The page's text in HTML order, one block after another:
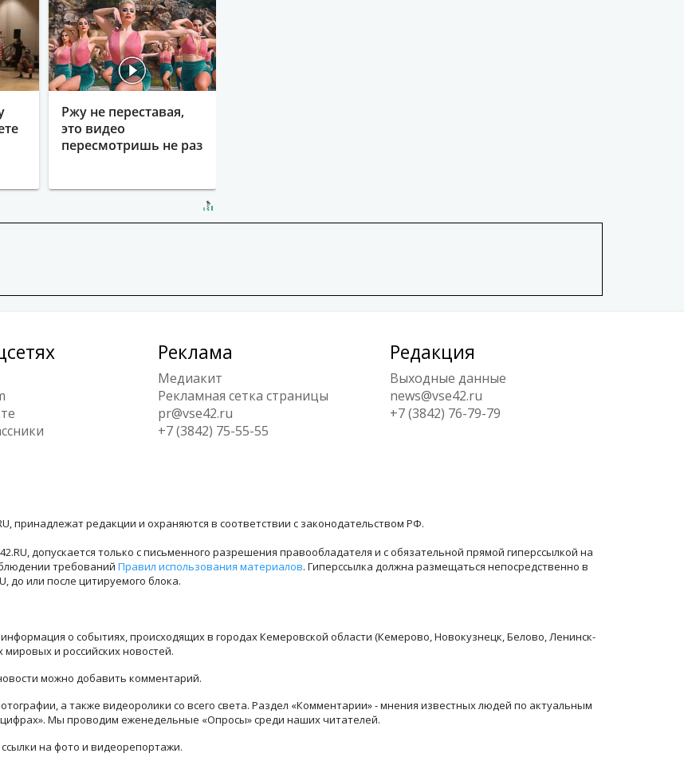
Ржу не переставая,
это видео
пересмотришь не раз
Реклама
Медиакит
Рекламная сетка страницы
pr@vse42.ru
+7 (3842) 75-55-55
Редакция
Выходные данные
news@vse42.ru
+7 (3842) 76-79-79
принадлежат редакции и охраняются в соответствии с законодательством РФ.
допускается только с письменного разрешения правообладателя и с обязательной прямой гиперссылкой на
требований Правил использования материалов. Гиперссылка должна размещаться непосредственно в
до или после цитируемого блока.
информация о событиях, происходящих в городах Кемеровской области (Кемерово, Новокузнецк, Белово, Ленинск-
и российских новостей.
можно добавить комментарий.
а также видеоролики со всего света. Раздел «Комментарии» - мнения известных людей по актуальным
Мы проводим еженедельные «Опросы» среди наших читателей.
на фото и видеорепортажи.